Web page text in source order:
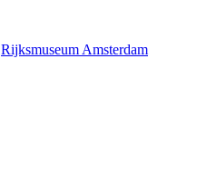
Rijksmuseum Amsterdam